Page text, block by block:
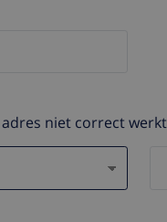
niet correct